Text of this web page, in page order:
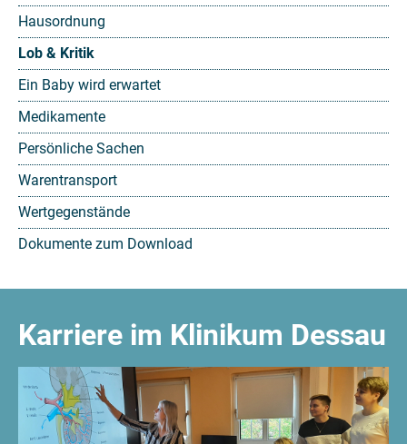
Hausordnung
Lob & Kritik
Ein Baby wird erwartet
Medikamente
Persönliche Sachen
Warentransport
Wertgegenstände
Dokumente zum Download
Karriere im Klinikum Dessau